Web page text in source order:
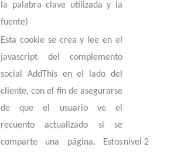
la palabra clave utilizada y la
fuente)
Esta cookie se crea y lee en el
javascript del complemento
social AddThis en el lado del
cliente, con el fin de asegurarse
de que el usuario ve el
recuento actualizado si se
comparte una página. Estosnivel 2